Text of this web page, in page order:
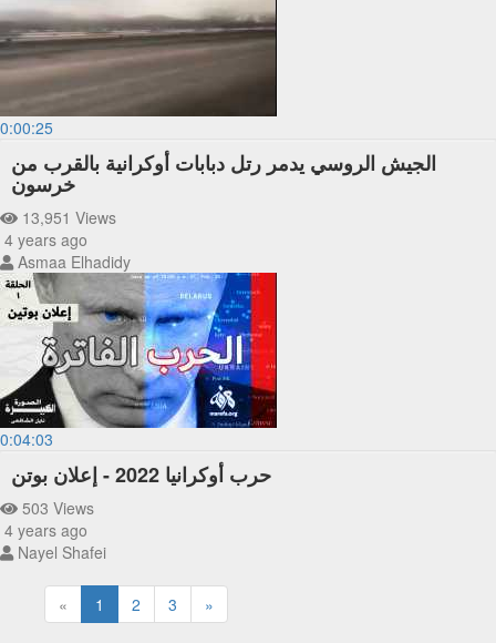
0:00:25
الجيش الروسي يدمر رتل دبابات أوكرانية بالقرب من
خرسون
13,951 Views
4 years ago
Asmaa Elhadidy
0:04:03
حرب أوكرانيا 2022 - إعلان بوتن
503 Views
4 years ago
Nayel Shafei
« 1 2 3 »